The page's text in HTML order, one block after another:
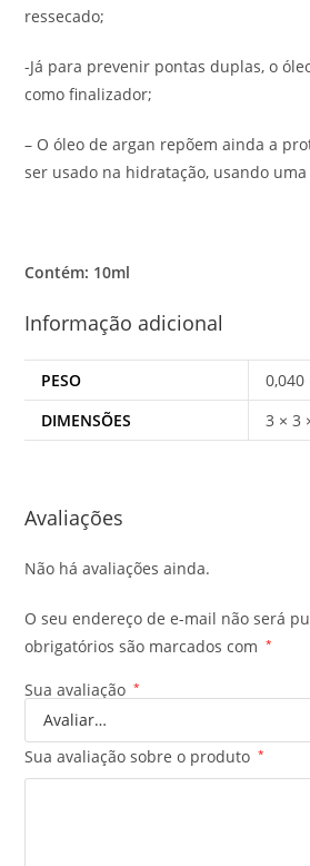
ressecado;
-Já para prevenir pontas duplas, o
como finalizador;
– O óleo de argan repõem ainda a
ser usado na hidratação, usando
Contém: 10ml
Informação adicional
PESO
0,040
DIMENSÕES
3 × 3
Avaliações
Não há avaliações ainda.
O seu endereço de e-mail não será
obrigatórios são marcados com
*
Sua avaliação *
Sua avaliação sobre o produto *